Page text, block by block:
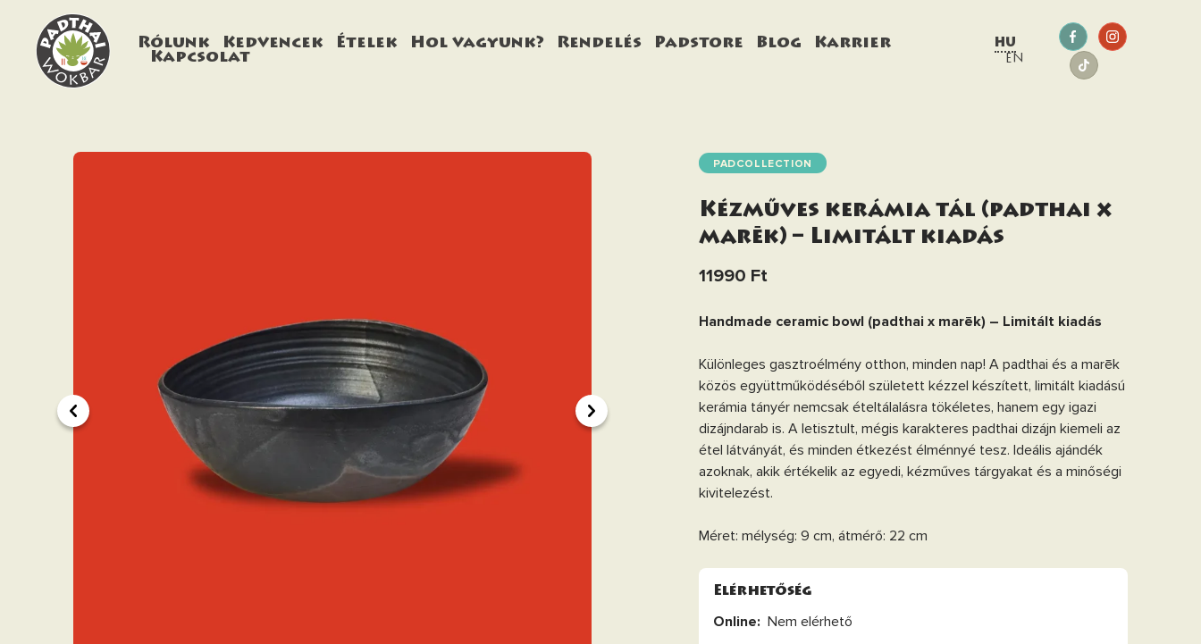
Rólunk Kedvencek Ételek Hol vagyunk? Rendelés Padstore Blog
Karrier
Kapcsolat
HU
EN
PADCOLLECTION
Kézműves kerámia tál (padthai x
marēk) – Limitált kiadás
11990 Ft
Handmade ceramic bowl (padthai x marēk) – Limitált kiadás
Különleges gasztroélmény otthon, minden nap! A padthai és a marēk
közös együttműködéséből született kézzel készített, limitált kiadású
kerámia tányér nemcsak ételtálalásra tökéletes, hanem egy igazi
dizájndarab is. A letisztult, mégis karakteres padthai dizájn kiemeli az
étel látványát, és minden étkezést élménnyé tesz. Ideális ajándék
azoknak, akik értékelik az egyedi, kézműves tárgyakat és a minőségi
kivitelezést.
Méret: mélység: 9 cm, átmérő: 22 cm
Elérhetőség
Online: Nem elérhető